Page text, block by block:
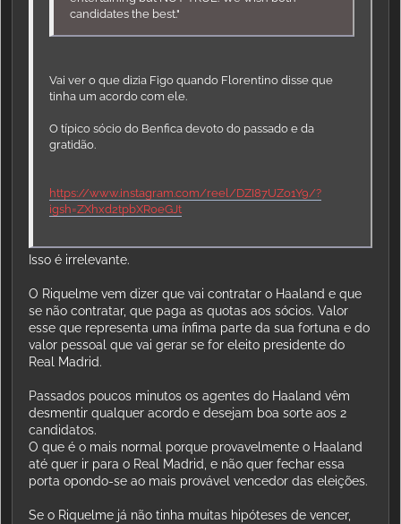
candidates the best."
Vai ver o que dizia Figo quando Florentino disse que
tinha um acordo com ele.
O típico sócio do Benfica devoto do passado e da
gratidão.
https://www.instagram.com/reel/DZI87UZo1Y9/?
igsh=ZXhxd2tpbXR0eGJt
Isso é irrelevante.
O Riquelme vem dizer que vai contratar o Haaland e que
se não contratar, que paga as quotas aos sócios. Valor
esse que representa uma ínfima parte da sua fortuna e do
valor pessoal que vai gerar se for eleito presidente do
Real Madrid.
Passados poucos minutos os agentes do Haaland vêm
desmentir qualquer acordo e desejam boa sorte aos 2
candidatos.
O que é o mais normal porque provavelmente o Haaland
até quer ir para o Real Madrid, e não quer fechar essa
porta opondo-se ao mais provável vencedor das eleições.
Se o Riquelme já não tinha muitas hipóteses de vencer,